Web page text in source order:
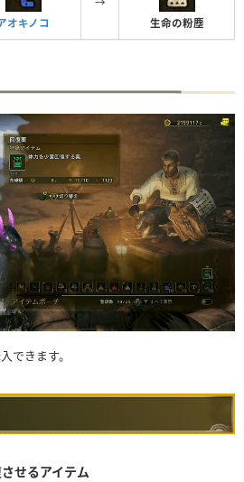
オキノコ
生命の粉塵
できます。
せるアイテム